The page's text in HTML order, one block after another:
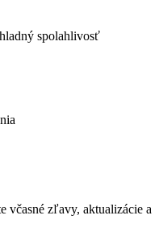
spolahlivosť
včasné zľavy, aktualizácie a